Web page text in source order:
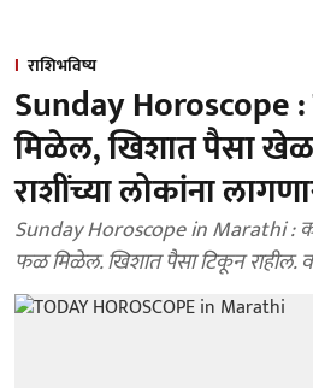
राशिभविष्य
Sunday Horoscope
मिळेल, खिशात पैसा
राशींच्या लोकांना
Sunday Horoscope in Marathi :
फळ मिळेल. खिशात पैसा टिकून राहील.